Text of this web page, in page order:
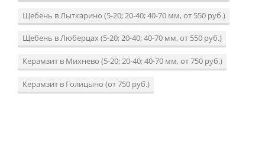
Щебень в Лыткарино (5-20; 20-40; 40-70 мм, от 550 руб.)
Щебень в Люберцах (5-20; 20-40; 40-70 мм, от 550 руб.)
Керамзит в Михнево (5-20; 20-40; 40-70 мм, от 750 руб.)
Керамзит в Голицыно (от 750 руб.)